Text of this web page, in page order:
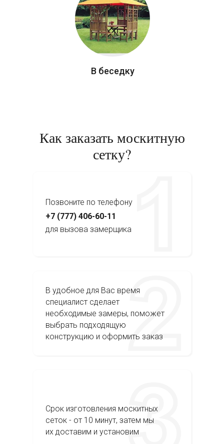
В беседку
Как заказать москитную
сетку?
Позвоните по телефону
В удобное для Вас время
специалист сделает
необходимые замеры, поможет
выбрать подходящую
конструкцию и оформить заказ
Срок изготовления москитных
сеток - от 10 минут, затем мы
их доставим и установим
+7 (777) 406-60-11
для вызова замерщика